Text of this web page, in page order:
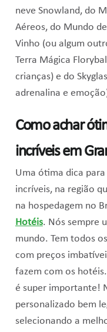
neve Snowland, do
Aéreos, do Mundo
Vinho (ou algum
Terra Mágica
crianças) e do
adrenalina e
Como achar
incríveis em
Uma ótima dica
incríveis, na região
na hospedagem no
Hotéis. Nós sempre
mundo. Tem todos
com preços
fazem com os
é super importante!
personalizado bem
selecionando a